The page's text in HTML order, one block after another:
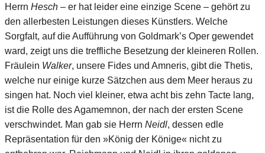
Herrn Hesch – er hat leider eine einzige Scene – gehört zu
den allerbesten Leistungen dieses Künstlers. Welche
Sorgfalt, auf die Aufführung von Goldmark’s Oper gewendet
ward, zeigt uns die treffliche Besetzung der kleineren Rollen.
Fräulein Walker, unsere Fides und Amneris, gibt die Thetis,
welche nur einige kurze Sätzchen aus dem Meer heraus zu
singen hat. Noch viel kleiner, etwa acht bis zehn Tacte lang,
ist die Rolle des Agamemnon, der nach der ersten Scene
verschwindet. Man gab sie Herrn Neidl, dessen edle
Repräsentation für den »König der Könige« nicht zu